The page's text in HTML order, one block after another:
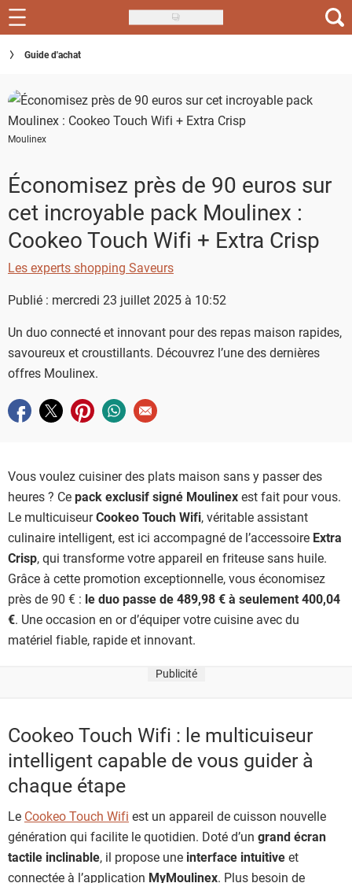
Skip
to
main
Recettes
Inspirations
Conseils
Actus
Téléchargez l'app Saveurs Recettes
Guide d'achat
Guide d'achat
Moulinex
Économisez près de 90 euros sur
cet incroyable pack Moulinex :
Cookeo Touch Wifi + Extra Crisp
Les experts shopping Saveurs
Publié : mercredi 23 juillet 2025 à 10:52
Un duo connecté et innovant pour des repas maison rapides,
savoureux et croustillants. Découvrez l’une des dernières
offres Moulinex.
Partager sur facebook
Partager sur twitter
Partager sur pinterest
Partager sur whatsapp
Envoyer à un ami
Vous voulez cuisiner des plats maison sans y passer des
heures ? Cepack exclusif signé Moulinexest fait pour vous.
Le multicuiseurCookeo Touch Wifi, véritable assistant
culinaire intelligent, est ici accompagné de l’accessoire Extra
Crisp, qui transforme votre appareil en friteuse sans huile.
Grâce à cette promotion exceptionnelle, vous économisez
près de 90 € : le duo passe de 489,98 € à seulement 400,04
€. Une occasion en or d’équiper votre cuisine avec du
matériel fiable, rapide et innovant.
Publicité
Cookeo Touch Wifi : le multicuiseur
intelligent capable de vous guider à
chaque étape
Le Cookeo Touch Wifi est un appareil de cuisson nouvelle
génération qui facilite le quotidien. Doté d’un grand écran
tactile inclinable, il propose une interface intuitiveet
connectée à l’application MyMoulinex. Plus besoin de